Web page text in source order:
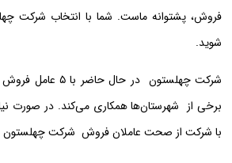
فروش، پشتوانه ماست. شما با انتخاب شرکت
شوید.
شرکت چهلستون در حال
برخی از شهرستان‌ها همکاری می‌کند. در صورت نیاز
با شرکت از صحت عاملان فروش شرکت چهلستون